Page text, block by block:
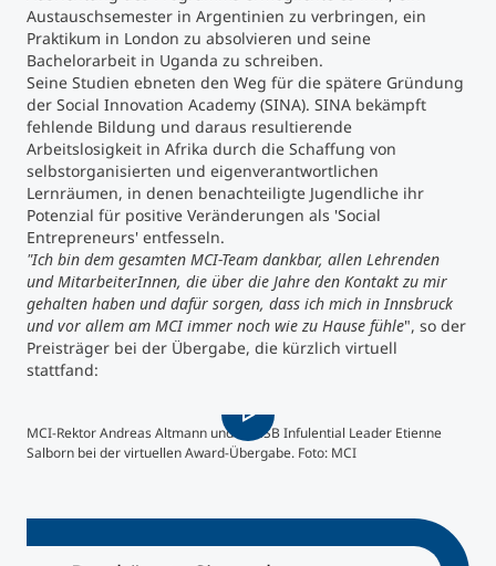
Maßgeschneiderte Programme
Studienberatung
Executive Education Finder
Austauschsemester in Argentinien zu verbringen, ein
Praktikum in London zu absolvieren und seine
Bachelorarbeit in Uganda zu schreiben.
Seine Studien ebneten den Weg für die spätere Gründung
der Social Innovation Academy (SINA). SINA bekämpft
fehlende Bildung und daraus resultierende
Arbeitslosigkeit in Afrika durch die Schaffung von
selbstorganisierten und eigenverantwortlichen
Lernräumen, in denen benachteiligte Jugendliche ihr
Potenzial für positive Veränderungen als 'Social
Entrepreneurs' entfesseln.
"Ich bin dem gesamten MCI-Team dankbar, allen Lehrenden
und MitarbeiterInnen, die über die Jahre den Kontakt zu mir
gehalten haben und dafür sorgen, dass ich mich in Innsbruck
und vor allem am MCI immer noch wie zu Hause fühle", so der
Preisträger bei der Übergabe, die kürzlich virtuell
stattfand:
MCI-Rektor Andreas Altmann und AACSB Infulential Leader Etienne
Salborn bei der virtuellen Award-Übergabe. Foto: MCI